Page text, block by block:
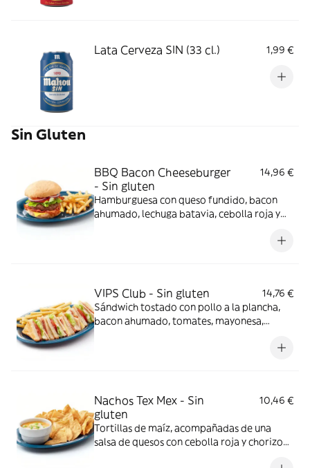
Lata Cerveza SIN (33 cl.) 1,99 €
Sin Gluten
BBQ Bacon Cheeseburger
- Sin gluten
14,96 €
Hamburguesa con queso fundido, bacon
ahumado, lechuga batavia, cebolla roja y
VIPS Club - Sin gluten
14,76 €
Sándwich tostado con pollo a la plancha,
bacon ahumado, tomates, mayonesa,
Nachos Tex Mex - Sin
gluten
10,46 €
Tortillas de maíz, acompañadas de una
salsa de quesos con cebolla roja y chorizo